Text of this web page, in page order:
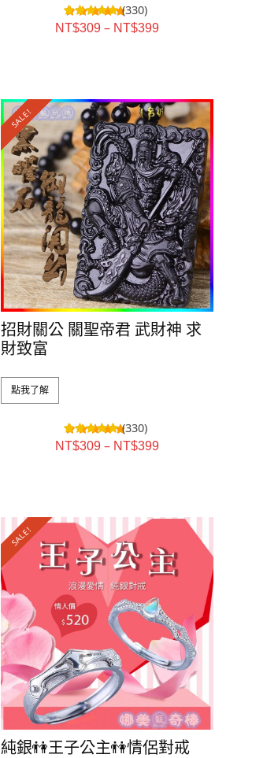
(330)
NT$309 – NT$399
SALE!
招財關公 關聖帝君 武財神 求
財致富
點我了解
(330)
NT$309 – NT$399
SALE!
純銀👫王子公主👫情侶對戒